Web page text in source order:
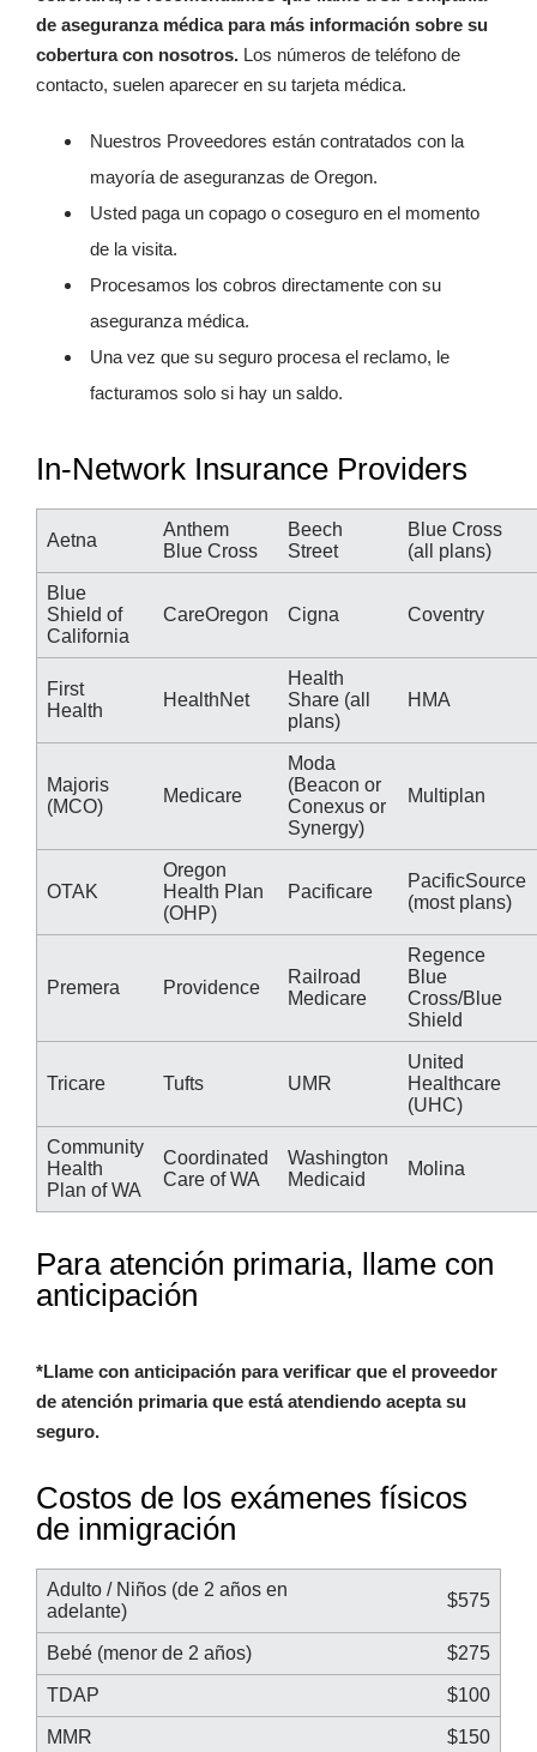
de aseguranza médica para más información sobre su
cobertura con nosotros. Los números de teléfono de
contacto, suelen aparecer en su tarjeta médica.
Nuestros Proveedores están contratados con la
mayoría de aseguranzas de Oregon.
Usted paga un copago o coseguro en el momento
de la visita.
Procesamos los cobros directamente con su
aseguranza médica.
Una vez que su seguro procesa el reclamo, le
facturamos solo si hay un saldo.
In-Network Insurance Providers
Aetna
Anthem
Blue Cross
Beech
Street
Blue Cross
(all plans)
Blue
Shield of
California
CareOregon Cigna Coventry
First
Health
HealthNet
Health
Share (all
plans)
HMA
Majoris
(MCO)
Medicare
Moda
(Beacon or
Conexus or
Synergy)
Multiplan
OTAK
Oregon
Health Plan
(OHP)
Pacificare
PacificSource
(most plans)
Premera Providence
Railroad
Medicare
Regence
Blue
Cross/Blue
Shield
Tricare Tufts UMR
United
Healthcare
(UHC)
Community
Health
Plan of WA
Coordinated
Care of WA
Washington
Medicaid
Molina
Para atención primaria, llame con
anticipación
*Llame con anticipación para verificar que el proveedor
de atención primaria que está atendiendo acepta su
seguro.
Costos de los exámenes físicos
de inmigración
Adulto / Niños (de 2 años en
adelante)
$575
Bebé (menor de 2 años) $275
TDAP $100
MMR $150